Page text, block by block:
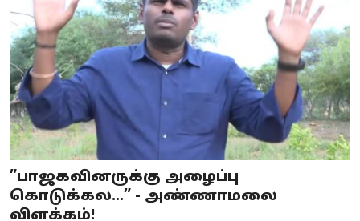
”பாஜகவினருக்கு அழைப்பு
கொடுக்கல...” - அண்ணாமலை
விளக்கம்!